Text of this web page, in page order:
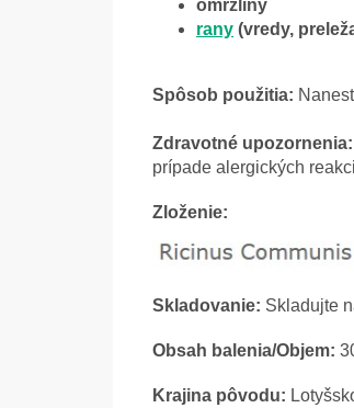
omrzliny
rany (vredy,
Spôsob použitia:
Zdravotné upozornenia:
prípade alergických
Zloženie:
Skladovanie: Skladujte
Obsah balenia/Objem:
Krajina pôvodu: